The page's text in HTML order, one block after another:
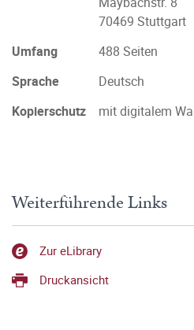
70469 Stuttgart
Umfang
488 Seiten
Sprache
Deutsch
Kopierschutz
mit digitalem
Weiterführende Links
Zur eLibrary
Druckansicht